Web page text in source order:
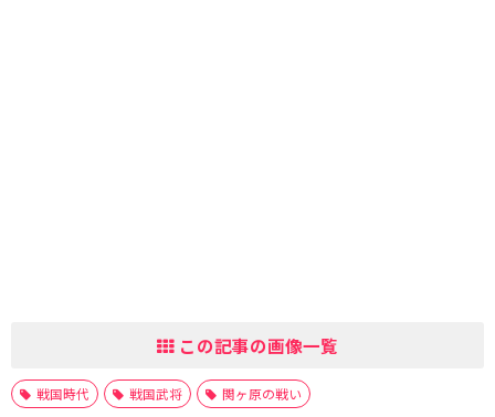
この記事の画像一覧
戦国時代 戦国武将 関ヶ原の戦い